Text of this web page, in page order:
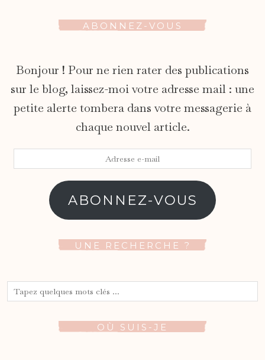
ABONNEZ-VOUS
Bonjour ! Pour ne rien rater des publications
sur le blog, laissez-moi votre adresse mail : une
petite alerte tombera dans votre messagerie à
chaque nouvel article.
ABONNEZ-VOUS
UNE RECHERCHE ?
OÙ SUIS-JE